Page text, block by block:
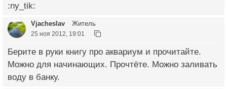
:ny_tik:
Vjacheslav Житель
25 ноя 2012, 19:01
Берите в руки книгу про аквариум и прочитайте.
Можно для начинающих. Прочтёте. Можно заливать
воду в банку.